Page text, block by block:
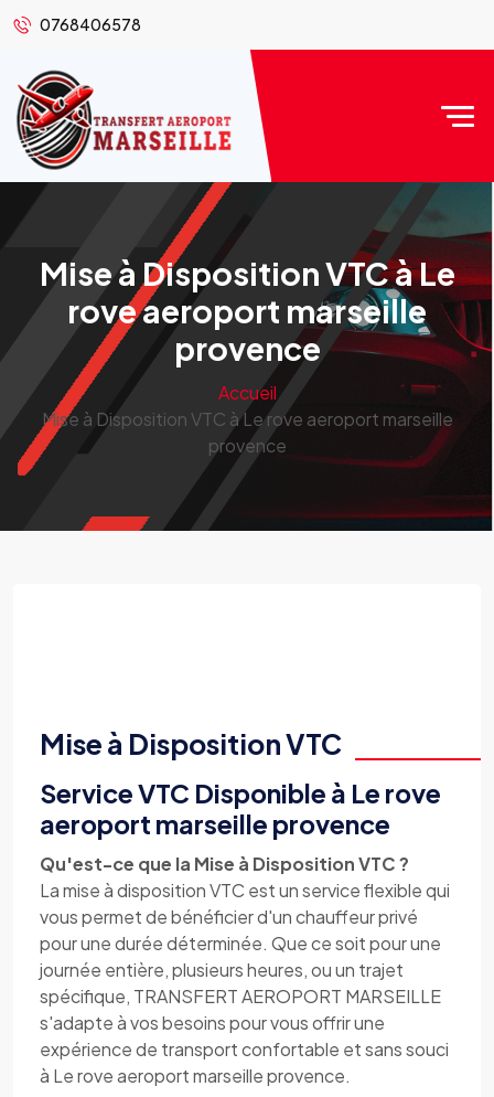
0768406578
Mise à Disposition VTC à Le
rove aeroport marseille
provence
Accueil
Mise à Disposition VTC à Le rove aeroport marseille
provence
Mise à Disposition VTC
Service VTC Disponible à Le rove
aeroport marseille provence
Qu'est-ce que la Mise à Disposition VTC ?
La mise à disposition VTC est un service flexible qui
vous permet de bénéficier d'un chauffeur privé
pour une durée déterminée. Que ce soit pour une
journée entière, plusieurs heures, ou un trajet
spécifique, TRANSFERT AEROPORT MARSEILLE
s'adapte à vos besoins pour vous offrir une
expérience de transport confortable et sans souci
à Le rove aeroport marseille provence.